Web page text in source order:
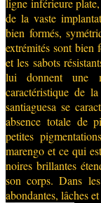
ligne inférieure
de la vaste
bien formés,
extrémités sont bien
et les sabots
lui donnent une
caractéristique de
santiaguesa se
absence totale de
petites
marengo et ce qui
noires brillantes
son corps. Dans
abondantes, lâches